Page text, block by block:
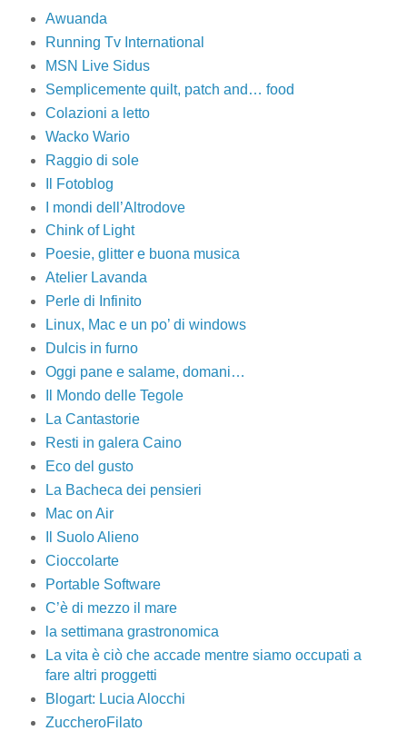
Awuanda
Running Tv International
MSN Live Sidus
Semplicemente quilt, patch and… food
Colazioni a letto
Wacko Wario
Raggio di sole
Il Fotoblog
I mondi dell’Altrodove
Chink of Light
Poesie, glitter e buona musica
Atelier Lavanda
Perle di Infinito
Linux, Mac e un po’ di windows
Dulcis in furno
Oggi pane e salame, domani…
Il Mondo delle Tegole
La Cantastorie
Resti in galera Caino
Eco del gusto
La Bacheca dei pensieri
Mac on Air
Il Suolo Alieno
Cioccolarte
Portable Software
C’è di mezzo il mare
la settimana grastronomica
La vita è ciò che accade mentre siamo occupati a
fare altri proggetti
Blogart: Lucia Alocchi
ZuccheroFilato